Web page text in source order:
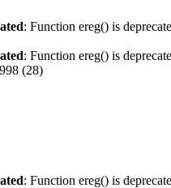
: Function ereg() is
: Function ereg() is
(28)
: Function ereg() is